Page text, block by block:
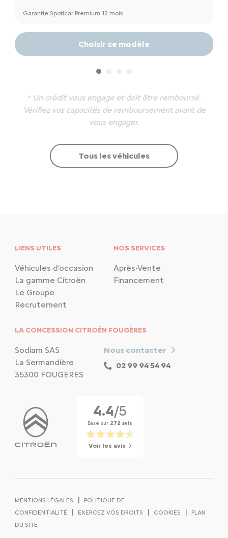
Garantie Spoticar Premium 12 mois
Choisir ce modèle
* Un crédit vous engage et doit être remboursé.
Vérifiez vos capacités de remboursement avant de
vous engager.
Tous les véhicules
LIENS UTILES
Véhicules d’occasion
La gamme Citroën
Le Groupe
Recrutement
NOS SERVICES
Après-Vente
Financement
LA CONCESSION CITROËN FOUGÈRES
Sodiam SAS
La Sermandière
35300 FOUGERES
Nous contacter
02 99 94 54 94
4.4/5
Basé sur 272 avis
Voir les avis
MENTIONS LÉGALES |
POLITIQUE DE
CONFIDENTIALITÉ
| EXERCEZ VOS DROITS | COOKIES |
PLAN
DU SITE